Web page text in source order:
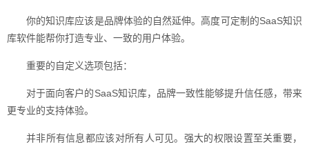
你的知识库应该是品牌体验的自然延伸。高度可定制的SaaS知识
库软件能帮你打造专业、一致的用户体验。
重要的自定义选项包括：
对于面向客户的SaaS知识库，品牌一致性能够提升信任感，带来
更专业的支持体验。
并非所有信息都应该对所有人可见。强大的权限设置至关重要，